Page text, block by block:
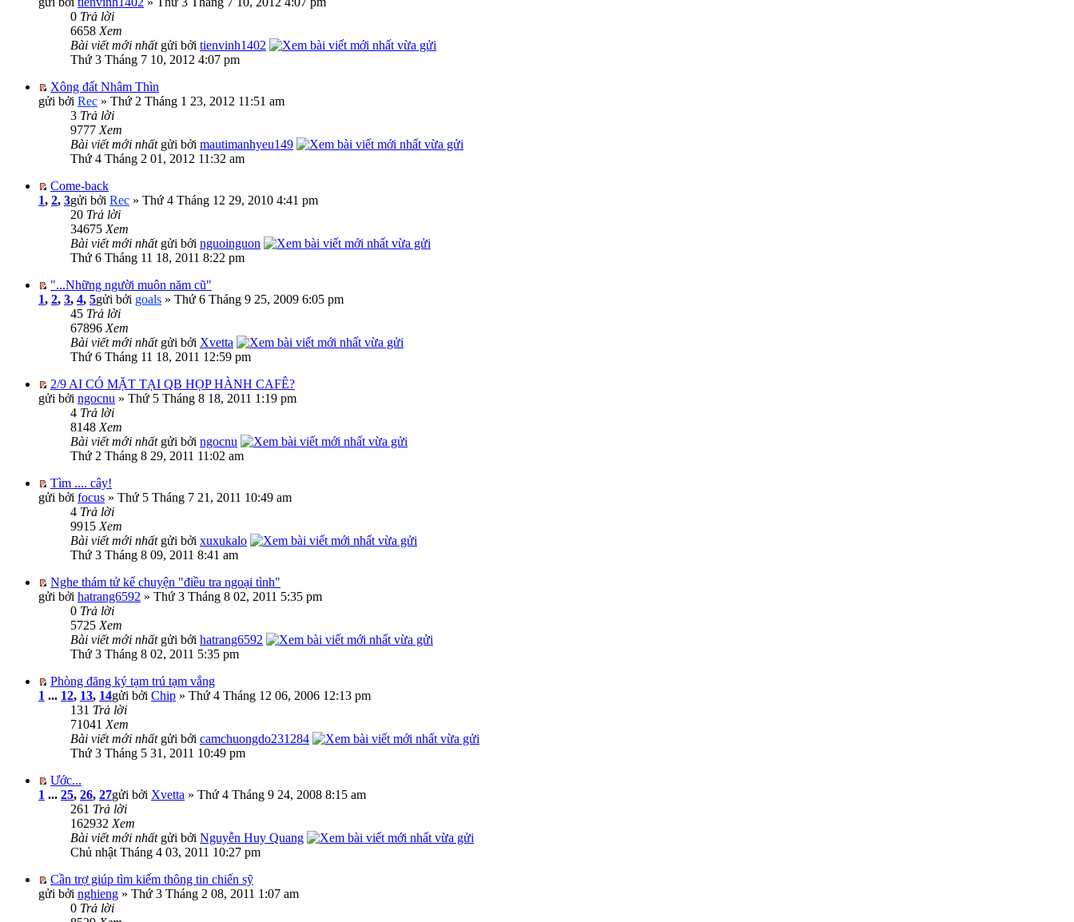
0 Trả lời
6658 Xem
Bài viết mới nhất gửi bởi tienvinh1402
Thứ 3 Tháng 7 10, 2012 4:07 pm
Xông đất Nhâm Thìn
gửi bởi Rec » Thứ 2 Tháng 1 23, 2012 11:51 am
3 Trả lời
9777 Xem
Bài viết mới nhất gửi bởi mautimanhyeu149
Thứ 4 Tháng 2 01, 2012 11:32 am
Come-back
1, 2, 3gửi bởi Rec » Thứ 4 Tháng 12 29, 2010 4:41 pm
20 Trả lời
34675 Xem
Bài viết mới nhất gửi bởi nguoinguon
Thứ 6 Tháng 11 18, 2011 8:22 pm
"...Những người muôn năm cũ"
1, 2, 3, 4, 5gửi bởi goals » Thứ 6 Tháng 9 25, 2009 6:05 pm
45 Trả lời
67896 Xem
Bài viết mới nhất gửi bởi Xvetta
Thứ 6 Tháng 11 18, 2011 12:59 pm
2/9 AI CÓ MẶT TẠI QB HỌP HÀNH CAFÊ?
gửi bởi ngocnu » Thứ 5 Tháng 8 18, 2011 1:19 pm
4 Trả lời
8148 Xem
Bài viết mới nhất gửi bởi ngocnu
Thứ 2 Tháng 8 29, 2011 11:02 am
Tìm .... cây!
gửi bởi focus » Thứ 5 Tháng 7 21, 2011 10:49 am
4 Trả lời
9915 Xem
Bài viết mới nhất gửi bởi xuxukalo
Thứ 3 Tháng 8 09, 2011 8:41 am
Nghe thám tử kể chuyện "điều tra ngoại tình"
gửi bởi hatrang6592 » Thứ 3 Tháng 8 02, 2011 5:35 pm
0 Trả lời
5725 Xem
Bài viết mới nhất gửi bởi hatrang6592
Thứ 3 Tháng 8 02, 2011 5:35 pm
Phòng đăng ký tạm trú tạm vắng
1 ... 12, 13, 14gửi bởi Chip » Thứ 4 Tháng 12 06, 2006 12:13 pm
131 Trả lời
71041 Xem
Bài viết mới nhất gửi bởi camchuongdo231284
Thứ 3 Tháng 5 31, 2011 10:49 pm
Ước...
1 ... 25, 26, 27gửi bởi Xvetta » Thứ 4 Tháng 9 24, 2008 8:15 am
261 Trả lời
162932 Xem
Bài viết mới nhất gửi bởi Nguyễn Huy Quang
Chủ nhật Tháng 4 03, 2011 10:27 pm
Cần trợ giúp tìm kiếm thông tin chiến sỹ
gửi bởi nghieng » Thứ 3 Tháng 2 08, 2011 1:07 am
0 Trả lời